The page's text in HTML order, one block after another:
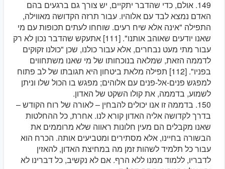
149. אולם, כדי שהדבר יתקיים, יש צורך גם ברגעים בהם
האדם נמצא לבד עם אלוהיו. עבור תרזה הקדושה מאווילה,
התפילה "אינה אלא שיח רעים. שוחחו לעתים תכופות עם מי
שאנו יודעים שאוהב אותנו". [111] אתעקש שהדבר נכון לא רק
עבור מתי מעט נבחרים, אלא עבור כולנו, שכן "כולנו זקוקים
לדממה הזאת, שמלאה בנוכחותו של מי שאנו משתחווים
בפניו". [112] תפילה מלאת ביטחון היא תגובתו של לב פתוח
למפגש פנים-אל-פנים עם אלוהים; מפגש בו הכול שלו וניתן
לשמוע, בדממה, את קולו השקט של האדון.
150. בדממה זו אנו יכולים להבחין – לאורה של רוח הקודש –
בדרך לקדושה אליה האדון קורא לנו. אחרת, כל ההחלטות
שאנו מקבלים הם מעין חלונות ראווה שלא מרוממים את
הבשורה בחיינו, אלא מסתירים ומטביעים אותה. הכרח הוא
עבור כל תלמיד לשהות זמן מה במחיצת האדון, להאזין
לדבריו, ללמוד ממנו ללא הרף. אם לא נקשיב, כל דברינו לא